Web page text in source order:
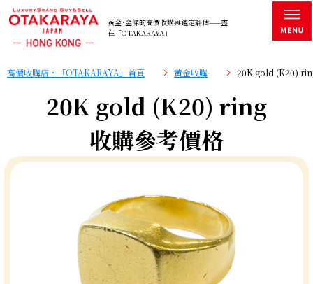
黃金･金條的高價收購與鑑定評估——盡
在「OTAKARAYA」
高價收購店・「OTAKARAYA」首頁 黄金收購 20K gold (K20)
20K gold (K20) ring
收購參考價格